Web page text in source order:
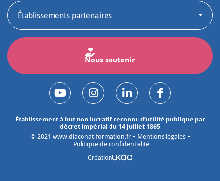
Nous soutenir
Établissement à but non lucratif reconnu d’utilité publique par
décret impérial du 14 juillet 1865
©2021 www.diaconat-formation.fr
Mentions légales
Politique de confidentialité
Création